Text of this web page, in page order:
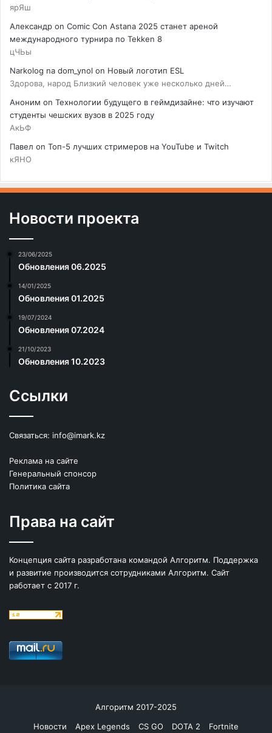
ярЯш
Александр on Comic Con Astana 2025 станет ареной
международного турнира по Tekken 8
цЧЬы
Narkolog na dom_ynol on Новый логотип ESL
Здорова, народ Близкий человек уже несколько дней…
Аноним on Технологии будущего в геймдизайне: что изучают
студенты чешских вузов в 2025 году
АкЬФ
Павел on Топ-5 лучших стримеров на YouTube и Twitch
кЯНО
Новости проекта
23/06/2025
Обновления 06.2025
14/01/2025
Обновления 01.2025
19/07/2024
Обновления 07.2024
21/10/2023
Обновления 10.2023
Ссылки
Связаться: info@imark.kz
Реклама на сайте
Генеральный спонсор
Политика сайта
Права на сайт
Концепция сайта разработана командой Алгоритм. Поддержка
и развитие производится сотрудниками Алгоритм. Сайт
работает с 2017 г.
Алгоритм 2017-2025
Новости
Apex Legends CS GO DOTA 2 Fortnite